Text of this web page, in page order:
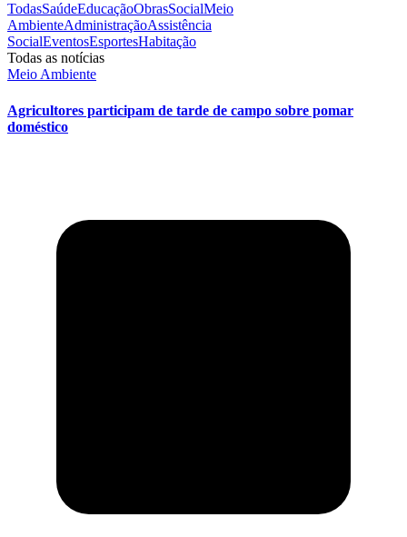
TodasSaúdeEducaçãoObrasSocialMeio
AmbienteAdministraçãoAssistência
SocialEventosEsportesHabitação
Todas as notícias
Meio Ambiente
Agricultores participam de tarde de campo sobre pomar
doméstico